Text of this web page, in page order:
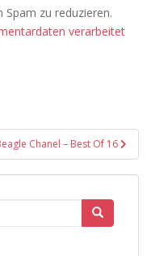
zu reduzieren.
verarbeitet
Chanel – Best Of 16